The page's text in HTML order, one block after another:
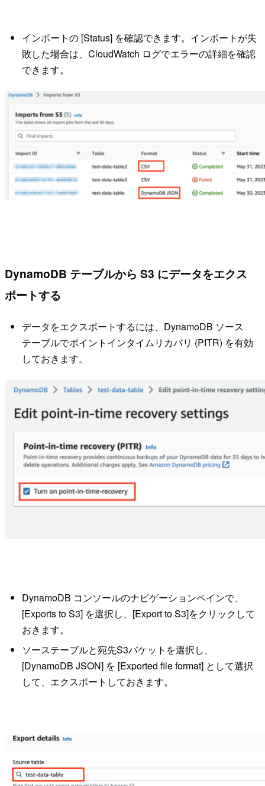
インポートの [Status] を確認できます。インポートが失
敗した場合は、CloudWatch ログでエラーの詳細を確認
できます。
DynamoDB テーブルから S3 にデータをエクス
ポートする
データをエクスポートするには、DynamoDB ソース
テーブルでポイントインタイムリカバリ (PITR) を有効
しておきます。
DynamoDB コンソールのナビゲーションペインで、
[Exports to S3] を選択し、[Export to S3]をクリックして
おきます。
ソーステーブルと宛先S3バケットを選択し、
[DynamoDB JSON] を [Exported file format] として選択
して、エクスポートしておきます。